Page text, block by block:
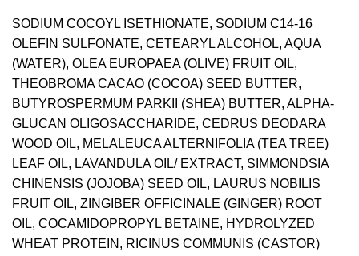
SODIUM COCOYL ISETHIONATE, SODIUM C14-16
OLEFIN SULFONATE, CETEARYL ALCOHOL, AQUA
(WATER), OLEA EUROPAEA (OLIVE) FRUIT OIL,
THEOBROMA CACAO (COCOA) SEED BUTTER,
BUTYROSPERMUM PARKII (SHEA) BUTTER, ALPHA-
GLUCAN OLIGOSACCHARIDE, CEDRUS DEODARA
WOOD OIL, MELALEUCA ALTERNIFOLIA (TEA TREE)
LEAF OIL, LAVANDULA OIL/ EXTRACT, SIMMONDSIA
CHINENSIS (JOJOBA) SEED OIL, LAURUS NOBILIS
FRUIT OIL, ZINGIBER OFFICINALE (GINGER) ROOT
OIL, COCAMIDOPROPYL BETAINE, HYDROLYZED
WHEAT PROTEIN, RICINUS COMMUNIS (CASTOR)